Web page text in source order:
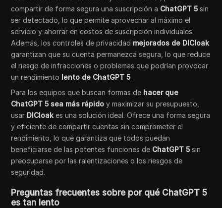
compartir de forma segura una suscripción a ChatGPT 5 sin
ser detectado, lo que permite aprovechar al máximo el
servicio y ahorrar en costos de suscripción individuales.
Además, los controles de privacidad mejorados de DICloak
garantizan que su cuenta permanezca segura, lo que reduce
el riesgo de infracciones o problemas que podrían provocar
un rendimiento lento de ChatGPT 5 .
Para los equipos que buscan formas de hacer que
ChatGPT 5 sea más rápido y maximizar su presupuesto,
usar DICloak es una solución ideal. Ofrece una forma segura
y eficiente de compartir cuentas sin comprometer el
rendimiento, lo que garantiza que todos puedan
beneficiarse de las potentes funciones de ChatGPT 5 sin
preocuparse por las ralentizaciones o los riesgos de
seguridad.
Preguntas frecuentes sobre por qué ChatGPT 5
es tan lento